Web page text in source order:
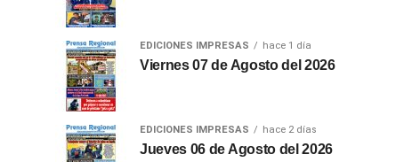
EDICIONES IMPRESAS hace 1 día
Viernes 07 de Agosto del 2026
EDICIONES IMPRESAS hace 2 días
Jueves 06 de Agosto del 2026